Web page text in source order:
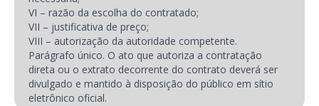
VI – razão da escolha do contratado;
VII – justificativa de preço;
VIII – autorização da autoridade competente.
Parágrafo único. O ato que autoriza a contratação
direta ou o extrato decorrente do contrato deverá ser
divulgado e mantido à disposição do público em sítio
eletrônico oficial.